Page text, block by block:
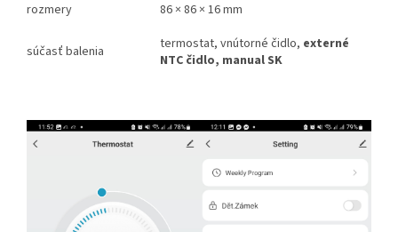
rozmery
86 × 86 × 16 mm
súčasť balenia termostat, vnútorné čidlo, externé
NTC čidlo, manual SK